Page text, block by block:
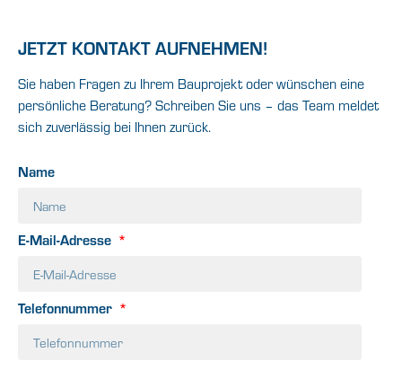
JETZT KONTAKT AUFNEHMEN!
Sie haben Fragen zu Ihrem Bauprojekt oder wünschen eine
persönliche Beratung? Schreiben Sie uns – das Team meldet
sich zuverlässig bei Ihnen zurück.
Name
E-Mail-Adresse
Telefonnummer